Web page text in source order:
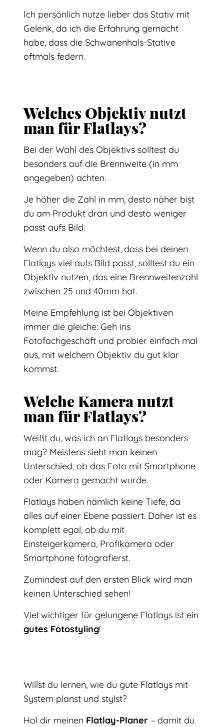
Ich persönlich nutze lieber das Stativ mit
Gelenk, da ich die Erfahrung gemacht
habe, dass die Schwanenhals-Stative
oftmals federn.
Welches Objektiv nutzt
man für Flatlays?
Bei der Wahl des Objektivs solltest du
besonders auf die Brennweite (in mm
angegeben) achten.
Je höher die Zahl in mm, desto näher bist
du am Produkt dran und desto weniger
passt aufs Bild.
Wenn du also möchtest, dass bei deinen
Flatlays viel aufs Bild passt, solltest du ein
Objektiv nutzen, das eine Brennweitenzahl
zwischen 25 und 40mm hat.
Meine Empfehlung ist bei Objektiven
immer die gleiche: Geh ins
Fotofachgeschäft und probier einfach mal
aus, mit welchem Objektiv du gut klar
kommst.
Welche Kamera nutzt
man für Flatlays?
Weißt du, was ich an Flatlays besonders
mag? Meistens sieht man keinen
Unterschied, ob das Foto mit Smartphone
oder Kamera gemacht wurde.
Flatlays haben nämlich keine Tiefe, da
alles auf einer Ebene passiert. Daher ist es
komplett egal, ob du mit
Einsteigerkamera, Profikamera oder
Smartphone fotografierst.
Zumindest auf den ersten Blick wird man
keinen Unterschied sehen!
Viel wichtiger für gelungene Flatlays ist ein
gutes Fotostyling!
Willst du lernen, wie du gute Flatlays mit
System planst und stylst?
Hol dir meinen Flatlay-Planer– damit du